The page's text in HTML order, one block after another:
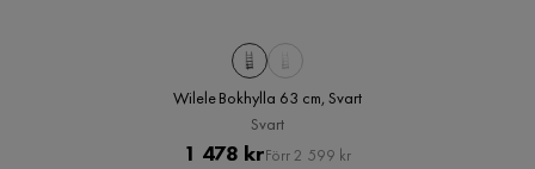
Wilele Bokhylla 63 cm, Svart
Svart
Pris
1 478 krOriginal
Förr 2 599 kr